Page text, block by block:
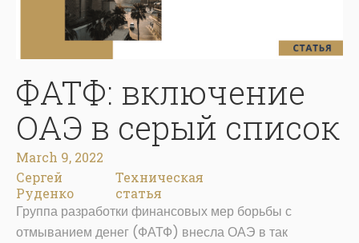
ФАТФ: включение
ОАЭ в серый список
March 9, 2022
Сергей
Руденко
Техническая
статья
Группа разработки финансовых мер борьбы с
отмыванием денег (ФАТФ) внесла ОАЭ в так